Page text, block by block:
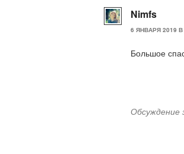
Nimfs
6 ЯНВАРЯ 2019 В
Большое
Обсуждение